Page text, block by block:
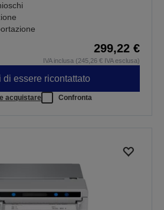
299,22 €
IVA inclusa (245,26 € IVA esclusa)
di essere ricontattato
acquistare Confronta